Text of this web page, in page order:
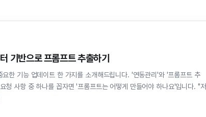
기반으로 프롬프트 추출하기
한 기능 업데이트 한 가지를 소개해드립니다. '연동관리'와 '프롬프트 추